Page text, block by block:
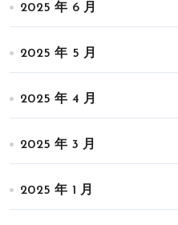
2025 年 6 月
2025 年 5 月
2025 年 4 月
2025 年 3 月
2025 年 1 月